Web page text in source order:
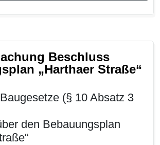
Beschluss
„Harthaer Straße“
(§ 10 Absatz 3
den Bebauungsplan